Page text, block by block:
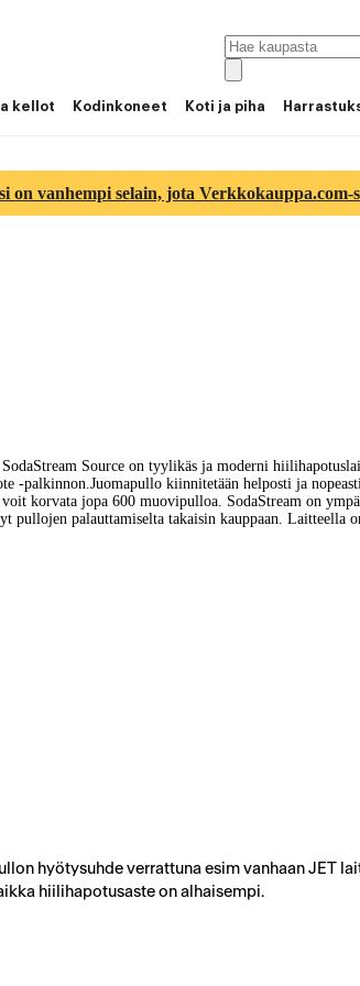
kellot Kodinkoneet Koti ja piha
on vanhempi selain, jota Verkkokauppa.com-
Source on tyylikäs ja moderni
-palkinnon.Juomapullo kiinnitetään helposti ja
korvata jopa 600 muovipulloa. SodaStream on
pullojen palauttamiselta takaisin kauppaan.
hyötysuhde verrattuna esim vanhaan JET
hiilihapotusaste on alhaisempi.